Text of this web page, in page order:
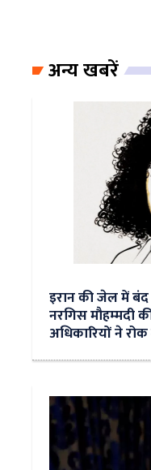
अन्य खबरें
इरान की जेल में बंद
नरगिस मौहम्‍मदी
अधिकारियों ने